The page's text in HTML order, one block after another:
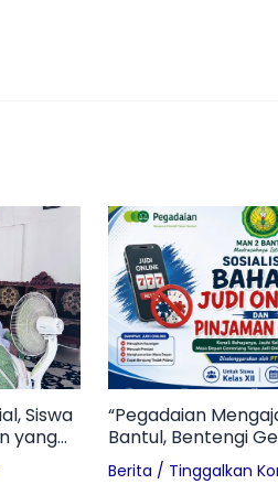
Siswa
yang
“Pegadaian
Bantul, Bentengi Generasi Muda
dari Bahaya Pinjol
Berita / Tinggalkan